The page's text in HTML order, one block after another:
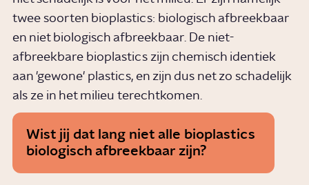
twee soorten bioplastics: biologisch afbreekbaar
en niet biologisch afbreekbaar. De niet-
afbreekbare bioplastics zijn chemisch identiek
aan 'gewone' plastics, en zijn dus net zo schadelijk
als ze in het milieu terechtkomen.
Wist jij dat lang niet alle bioplastics
biologisch afbreekbaar zijn?